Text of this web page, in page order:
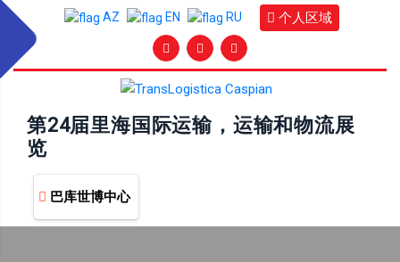
AZ EN RU 个人区域
第24届里海国际运输，运输和物流展
览
巴库世博中心